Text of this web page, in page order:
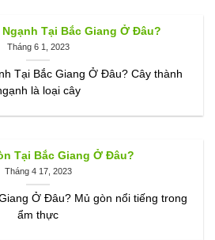
Ngạnh Tại Bắc Giang Ở Đâu?
Tháng 6 1, 2023
Tại Bắc Giang Ở Đâu? Cây thành
là loại cây
Tại Bắc Giang Ở Đâu?
Tháng 4 17, 2023
Ở Đâu? Mủ gòn nổi tiếng trong
ẩm thực